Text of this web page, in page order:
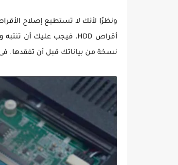
أقراص HDD، فيجب عليك أن تنتبه وتلاحظ
نسخة من بياناتك قبل أن تفقدها.